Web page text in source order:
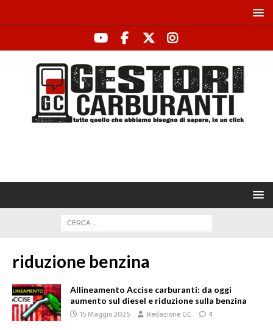
riduzione benzina
Allineamento Accise carburanti: da oggi
aumento sul diesel e riduzione sulla benzina
15 Maggio 2025 Redazione GC 4